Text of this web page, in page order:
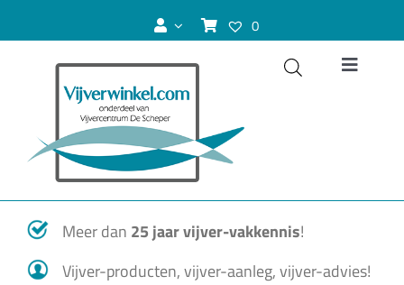
naar
0
Toggle
Zwemvijver
KoivijverMeer dan 25 jaar vijver-vakkennis!
Vijver-producten, vijver-aanleg, vijver-advies!